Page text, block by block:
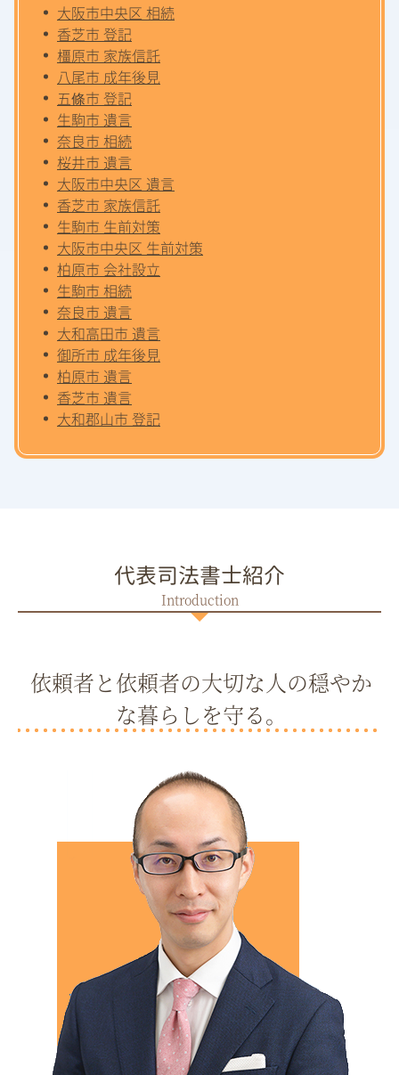
大阪市中央区 相続
香芝市 登記
橿原市 家族信託
八尾市 成年後見
五條市 登記
生駒市 遺言
奈良市 相続
桜井市 遺言
大阪市中央区 遺言
香芝市 家族信託
生駒市 生前対策
大阪市中央区 生前対策
柏原市 会社設立
生駒市 相続
奈良市 遺言
大和高田市 遺言
御所市 成年後見
柏原市 遺言
香芝市 遺言
大和郡山市 登記
代表司法書士紹介
依頼者と依頼者の大切な人の穏やか
な暮らしを守る。